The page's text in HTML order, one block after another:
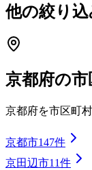
他の絞り
京都府の市
京都府を市区町
京都市147件
京田辺市11件